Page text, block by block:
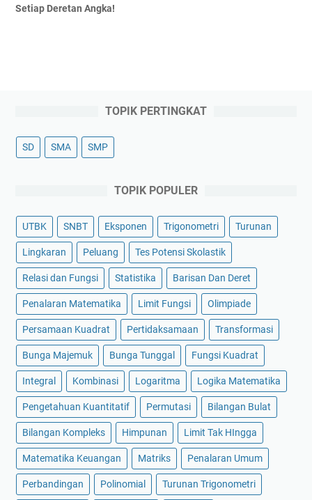
Setiap Deretan Angka!
TOPIK PERTINGKAT
SD SMA SMP
TOPIK POPULER
UTBK SNBT Eksponen Trigonometri Turunan
Lingkaran Peluang Tes Potensi Skolastik
Relasi dan Fungsi Statistika Barisan Dan Deret
Penalaran Matematika Limit Fungsi Olimpiade
Persamaan Kuadrat Pertidaksamaan Transformasi
Bunga Majemuk Bunga Tunggal Fungsi Kuadrat
Integral Kombinasi Logaritma Logika Matematika
Pengetahuan Kuantitatif Permutasi Bilangan Bulat
Bilangan Kompleks Himpunan Limit Tak HIngga
Matematika Keuangan Matriks Penalaran Umum
Perbandingan Polinomial Turunan Trigonometri